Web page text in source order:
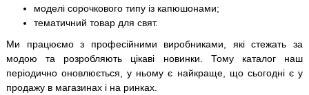
моделі сорочкового типу із капюшонами;
тематичний товар для свят.
Ми працюємо з професійними виробниками, які стежать за
модою та розробляють цікаві новинки. Тому каталог наш
періодично оновлюється, у ньому є найкраще, що сьогодні є у
продажу в магазинах і на ринках.